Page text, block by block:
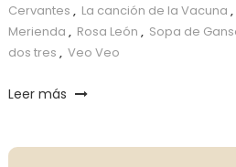
Cervantes , La canción de la Vacuna ,
Merienda , Rosa León , Sopa de
dos tres , Veo Veo
Leer más